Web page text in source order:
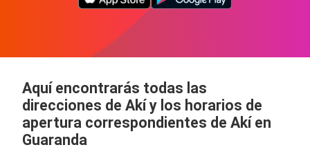
Aquí encontrarás todas las
direcciones de Akí y los horarios de
apertura correspondientes de Akí en
Guaranda